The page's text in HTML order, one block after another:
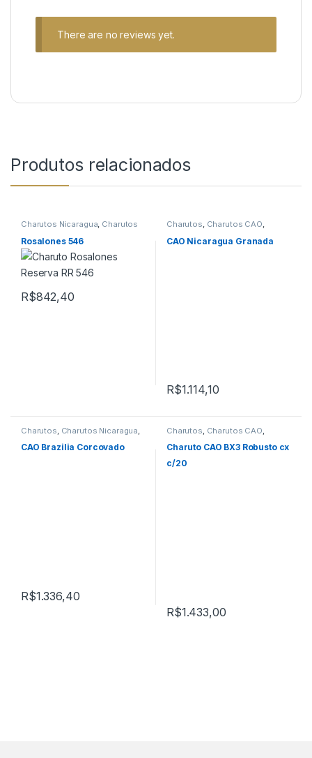
There are no reviews yet.
Produtos relacionados
Charutos Nicaragua, Charutos
Rosalones 546
R$842,40
Charutos, Charutos CAO,
Charutos Nicaragua Charutos
Off Cuba
CAO Nicaragua Granada
R$1.114,10
Charutos Charutos Nicaragua
Charutos Off Cuba Primeira
Página
CAO Brazilia Corcovado
R$1.336,40
Charutos Charutos CAO
Charutos Nicaragua Charutos
Off Cuba
Charuto CAO BX3 Robusto cx
c/20
R$1.433,00